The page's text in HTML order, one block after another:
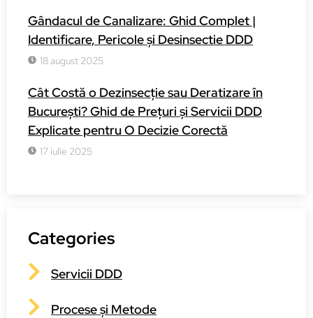
Gândacul de Canalizare: Ghid Complet |
Identificare, Pericole și Desinsectie DDD
18 august 2025
Cât Costă o Dezinsecție sau Deratizare în
București? Ghid de Prețuri și Servicii DDD
Explicate pentru O Decizie Corectă
17 iulie 2025
Categories
Servicii DDD
Procese și Metode